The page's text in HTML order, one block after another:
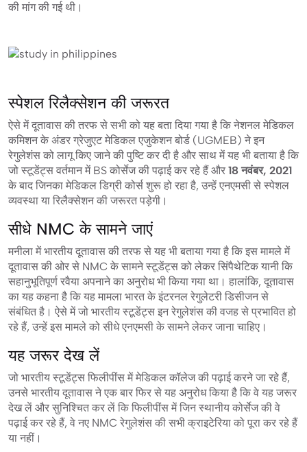
की मांग की गई थी।
स्पेशल रिलैक्सेशन की जरूरत
ऐसे में दूतावास की तरफ से सभी को यह बता दिया गया है कि नेशनल मेडिकल
कमिशन के अंडर ग्रेजुएट मेडिकल एजुकेशन बोर्ड (UGMEB) ने इन
रेगुलेशंस को लागू किए जाने की पुष्टि कर दी है और साथ में यह भी बताया है कि
जो स्टूडेंट्स वर्तमान में BS कोर्सेज की पढ़ाई कर रहे हैं और 18 नवंबर, 2021
के बाद जिनका मेडिकल डिग्री कोर्स शुरू हो रहा है, उन्हें एनएमसी से स्पेशल
व्यवस्था या रिलैक्सेशन की जरूरत पड़ेगी।
सीधे NMC के सामने जाएं
मनीला में भारतीय दूतावास की तरफ से यह भी बताया गया है कि इस मामले में
दूतावास की ओर से NMC के सामने स्टूडेंट्स को लेकर सिंपैथेटिक यानी कि
सहानुभूतिपूर्ण रवैया अपनाने का अनुरोध भी किया गया था। हालांकि, दूतावास
का यह कहना है कि यह मामला भारत के इंटरनल रेगुलेटरी डिसीजन से
संबंधित है। ऐसे में जो भारतीय स्टूडेंट्स इन रेगुलेशंस की वजह से प्रभावित हो
रहे हैं, उन्हें इस मामले को सीधे एनएमसी के सामने लेकर जाना चाहिए।
यह जरूर देख लें
जो भारतीय स्टूडेंट्स फिलीपींस में मेडिकल कॉलेज की पढ़ाई करने जा रहे हैं,
उनसे भारतीय दूतावास ने एक बार फिर से यह अनुरोध किया है कि वे यह जरूर
देख लें और सुनिश्चित कर लें कि फिलीपींस में जिन स्थानीय कोर्सेज की वे
पढ़ाई कर रहे हैं, वे नए NMC रेगुलेशंस की सभी क्राइटेरिया को पूरा कर रहे हैं
या नहीं।